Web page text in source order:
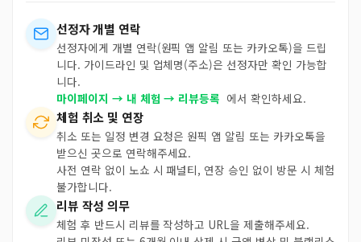
선정자 개별 연락
선정자에게 개별 연락(원픽 앱 알림 또는 카카오톡)을 드립
니다. 가이드라인 및 업체명(주소)은 선정자만 확인 가능합
니다.
마이페이지 → 내 체험 → 리뷰등록 에서 확인하세요.
체험 취소 및 연장
취소 또는 일정 변경 요청은 원픽 앱 알림 또는 카카오톡을
받으신 곳으로 연락해주세요.
사전 연락 없이 노쇼 시 패널티, 연장 승인 없이 방문 시 체험
불가합니다.
리뷰 작성 의무
체험 후 반드시 리뷰를 작성하고 URL을 제출해주세요.